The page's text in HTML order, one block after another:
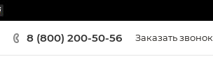
8 (800) 200-50-56 Заказать звонок